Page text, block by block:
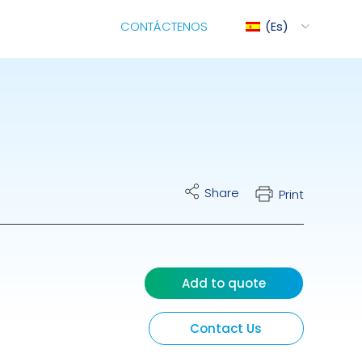
Es
CONTÁCTENOS
Share Print
Contact Us
Add to quote